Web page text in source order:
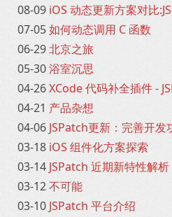
08-09 iOS 动态更新方案对比
07-05如何动态调用 C 函数
06-29北京之旅
05-30浴室沉思
04-26XCode 代码补全插件 -
04-21 产品杂想
04-06 JSPatch更新：完善开发
03-18 iOS 组件化方案探索
03-14 JSPatch 近期新特性解析
03-12不可能
03-10 JSPatch 平台介绍